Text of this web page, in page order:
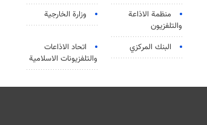
منظمة الاذاعة
والتلفزیون
وزارة الخارجية
البنك المركزي
اتحاد الاذاعات
والتلفزيونات الاسلامية